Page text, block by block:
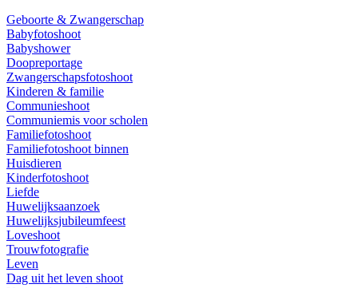
Geboorte & Zwangerschap
Babyfotoshoot
Babyshower
Doopreportage
Zwangerschapsfotoshoot
Kinderen & familie
Communieshoot
Communiemis voor scholen
Familiefotoshoot
Familiefotoshoot binnen
Huisdieren
Kinderfotoshoot
Liefde
Huwelijksaanzoek
Huwelijksjubileumfeest
Loveshoot
Trouwfotografie
Leven
Dag uit het leven shoot